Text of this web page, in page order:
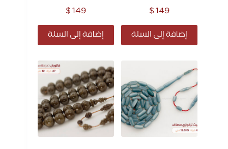
$149
إضافة إلى السلة
$149
إضافة إلى السلة